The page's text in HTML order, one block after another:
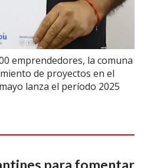
emprendedores, la comuna
de proyectos en el
lanza el período 2025
para fomentar